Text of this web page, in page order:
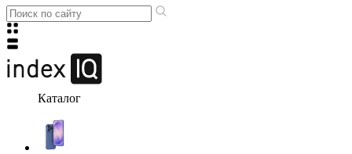
Каталог